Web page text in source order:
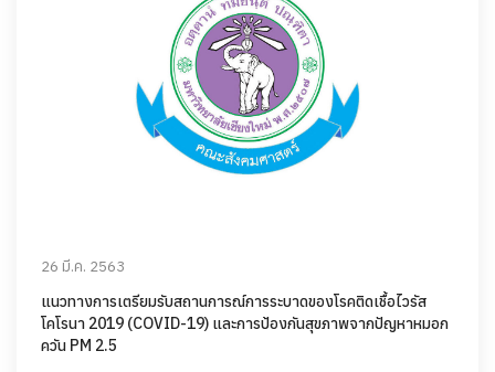
26 มี.ค. 2563
แนวทางการเตรียมรับสถานการณ์การระบาดของโรคติดเชื้อไวรัส
โคโรนา 2019 (COVID-19) และการป้องกันสุขภาพจากปัญหาหมอก
ควัน PM 2.5